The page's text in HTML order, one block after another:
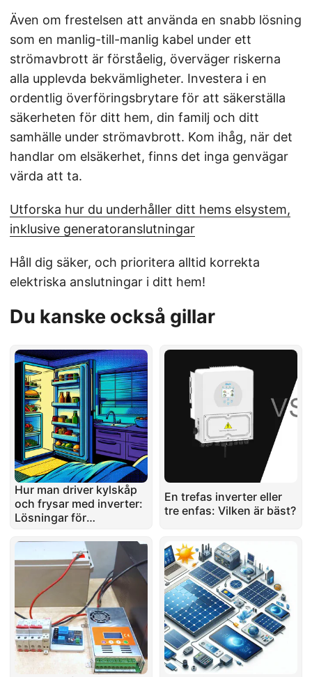
Även om frestelsen att använda en snabb lösning
som en manlig-till-manlig kabel under ett
strömavbrott är förståelig, överväger riskerna
alla upplevda bekvämligheter. Investera i en
ordentlig överföringsbrytare för att säkerställa
säkerheten för ditt hem, din familj och ditt
samhälle under strömavbrott. Kom ihåg, när det
handlar om elsäkerhet, finns det inga genvägar
värda att ta.
Utforska hur du underhåller ditt hems elsystem,
inklusive generatoranslutningar
Håll dig säker, och prioritera alltid korrekta
elektriska anslutningar i ditt hem!
Du kanske också gillar
Hur man driver kylskåp
och frysar med inverter:
Lösningar för
En trefas inverter eller
tre enfas: Vilken är bäst?